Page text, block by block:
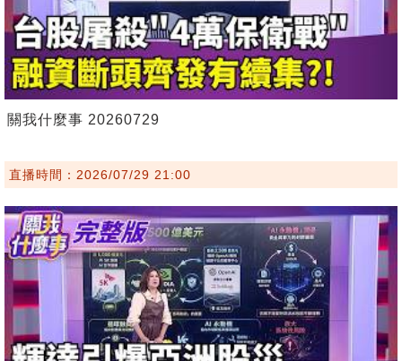
關我什麼事 20260729
直播時間：2026/07/29 21:00